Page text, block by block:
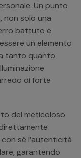
Un punto
non solo una
battuto e
un elemento
tanto quanto
di forte
del meticoloso
sé l’autenticità
garantendo